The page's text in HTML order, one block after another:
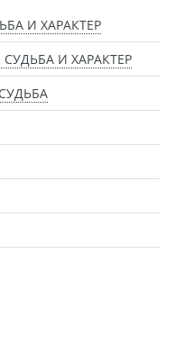
И ХАРАКТЕР
И ХАРАКТЕР